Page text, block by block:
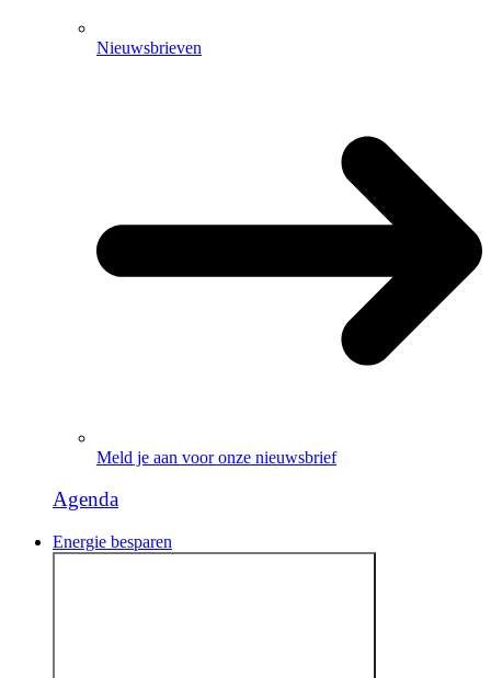
Nieuwsbrieven
Meld je aan voor onze nieuwsbrief
Agenda
Energie besparen